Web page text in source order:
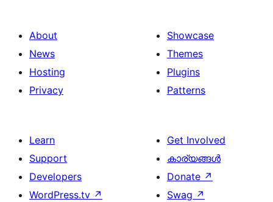
About
News
Hosting
Privacy
Showcase
Themes
Plugins
Patterns
Learn
Support
Developers
WordPress.tv ↗
Get Involved
കാര്യങ്ങള്‍
Donate ↗
Swag ↗